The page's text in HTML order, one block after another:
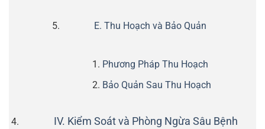
E. Thu Hoạch và Bảo Quản
Phương Pháp Thu Hoạch
Bảo Quản Sau Thu Hoạch
IV. Kiểm Soát và Phòng Ngừa Sâu Bệnh